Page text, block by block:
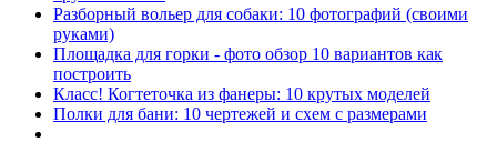
Разборный вольер для собаки: 10 фотографий (своими
руками)
Площадка для горки - фото обзор 10 вариантов как
построить
Класс! Когтеточка из фанеры: 10 крутых моделей
Полки для бани: 10 чертежей и схем с размерами